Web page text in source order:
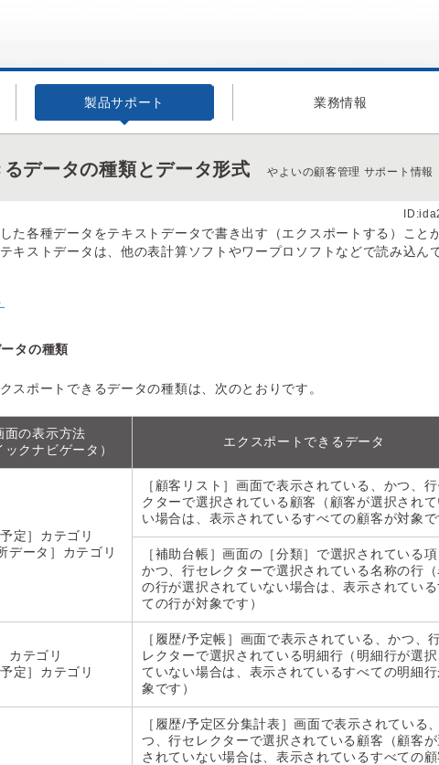
製品サポート 業務情報
データの種類とデータ形式 やよいの顧客管理 サポート情報
た各種データをテキストデータで書き出す（エクスポートする）こと
キストデータは、他の表計算ソフトやワープロソフトなどで読み込ん
タの種類
スポートできるデータの種類は、次のとおりです。
面の表示方法
ックナビゲータ）
エクスポートできるデータ
予定］カテゴリ
データ］カテゴリ
［顧客リスト］画面で表示されている、かつ、行
クターで選択されている顧客（顧客が選択されて
い場合は、表示されているすべての顧客が対象で
［補助台帳］画面の［分類］で選択されている項
かつ、行セレクターで選択されている名称の行
の行が選択されていない場合は、表示されてい
ての行が対象です）
カテゴリ
予定］カテゴリ
［履歴/予定帳］画面で表示されている、かつ、
レクターで選択されている明細行（明細行が選
ていない場合は、表示されているすべての明細
象です）
［履歴/予定区分集計表］画面で表示されている
つ、行セレクターで選択されている顧客（顧客が
されていない場合は、表示されているすべての